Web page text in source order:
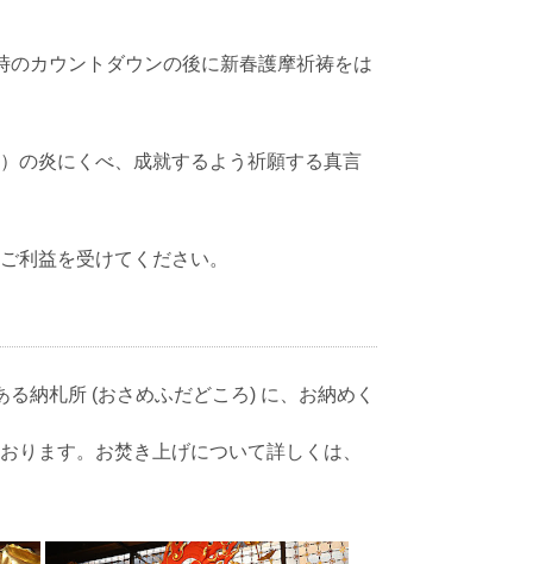
カウントダウンの後に新春護摩祈祷をは
の炎にくべ、成就するよう祈願する真言
利益を受けてください。
納札所 (おさめふだどころ) に、お納めく
ります。お焚き上げについて詳しくは、